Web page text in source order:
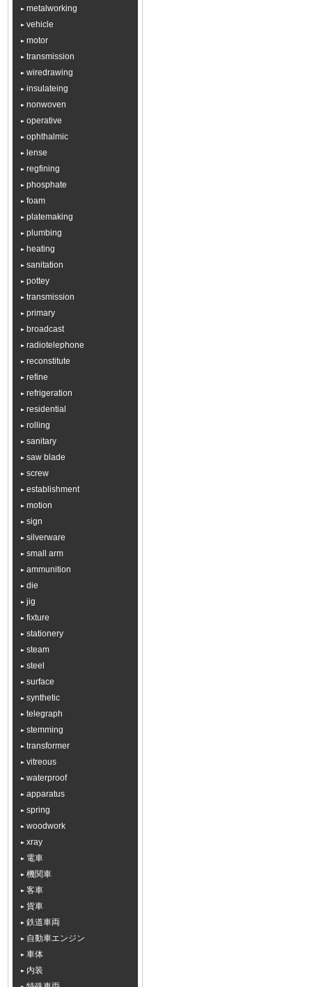
metalworking
vehicle
motor
transmission
wiredrawing
insulateing
nonwoven
operative
ophthalmic
lense
regfining
phosphate
foam
platemaking
plumbing
heating
sanitation
pottey
transmission
primary
broadcast
radiotelephone
reconstitute
refine
refrigeration
residential
rolling
sanitary
saw blade
screw
establishment
motion
sign
silverware
small arm
ammunition
die
jig
fixture
stationery
steam
steel
surface
synthetic
telegraph
stemming
transformer
vitreous
waterproof
apparatus
spring
woodwork
xray
電車
機関車
客車
貨車
鉄道車両
自動車エンジン
車体
内装